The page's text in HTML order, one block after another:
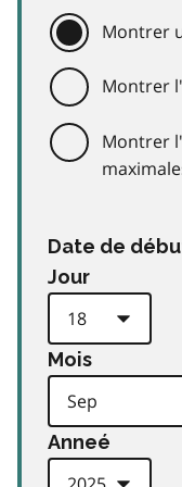
Montrer
Montrer
Montrer
Date de
Jour
Mois
Anneé